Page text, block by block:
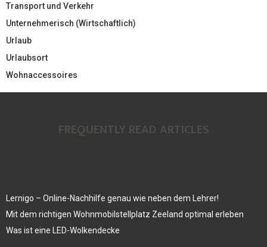
Transport und Verkehr
Unternehmerisch (Wirtschaftlich)
Urlaub
Urlaubsort
Wohnaccessoires
FREQUENTLY READ ARTICLES
Lernigo – Online-Nachhilfe genau wie neben dem Lehrer!
Mit dem richtigen Wohnmobilstellplatz Zeeland optimal erleben
Was ist eine LED-Wolkendecke